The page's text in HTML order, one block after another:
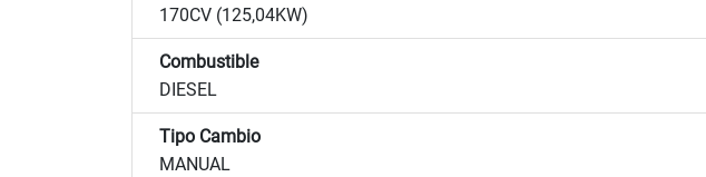
170CV (125,04KW)
Combustible
DIESEL
Tipo Cambio
MANUAL